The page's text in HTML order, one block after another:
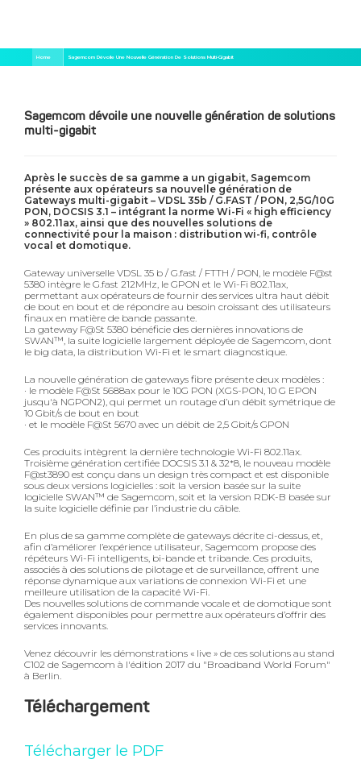
au
d'Ariane
Home Sagemcom Dévoile Une Nouvelle Génération De Solutions Multi-Gigabit
Sagemcom dévoile une nouvelle génération de solutions
multi-gigabit
Après le succès de sa gamme a un gigabit, Sagemcom
présente aux opérateurs sa nouvelle génération de
Gateways multi-gigabit – VDSL 35b / G.FAST / PON, 2,5G/10G
PON, DOCSIS 3.1 – intégrant la norme Wi-Fi « high efficiency
» 802.11ax, ainsi que des nouvelles solutions de
connectivité pour la maison : distribution wi-fi, contrôle
vocal et domotique.
Gateway universelle VDSL 35 b / G.fast / FTTH / PON, le modèle F@st
5380 intègre le G.fast 212MHz, le GPON et le Wi-Fi 802.11ax,
permettant aux opérateurs de fournir des services ultra haut débit
de bout en bout et de répondre au besoin croissant des utilisateurs
finaux en matière de bande passante.
La gateway F@St 5380 bénéficie des dernières innovations de
SWAN™, la suite logicielle largement déployée de Sagemcom, dont
le big data, la distribution Wi-Fi et le smart diagnostique.
La nouvelle génération de gateways fibre présente deux modèles :
· le modèle F@St 5688ax pour le 10G PON (XGS-PON, 10 G EPON
jusqu'à NGPON2), qui permet un routage d’un débit symétrique de
10 Gbit/s de bout en bout
· et le modèle F@St 5670 avec un débit de 2,5 Gbit/s GPON
Ces produits intègrent la dernière technologie Wi-Fi 802.11ax.
Troisième génération certifiée DOCSIS 3.1 & 32*8, le nouveau modèle
F@st3890 est conçu dans un design très compact et est disponible
sous deux versions logicielles : soit la version basée sur la suite
logicielle SWAN™ de Sagemcom, soit et la version RDK-B basée sur
la suite logicielle définie par l’industrie du câble.
En plus de sa gamme complète de gateways décrite ci-dessus, et,
afin d’améliorer l’expérience utilisateur, Sagemcom propose des
répéteurs Wi-Fi intelligents, bi-bande et tribande. Ces produits,
associés à des solutions de pilotage et de surveillance, offrent une
réponse dynamique aux variations de connexion Wi-Fi et une
meilleure utilisation de la capacité Wi-Fi.
Des nouvelles solutions de commande vocale et de domotique sont
également disponibles pour permettre aux opérateurs d’offrir des
services innovants.
Venez découvrir les démonstrations « live » de ces solutions au stand
C102 de Sagemcom à l'édition 2017 du "Broadband World Forum"
à Berlin.
Téléchargement
Télécharger le PDF